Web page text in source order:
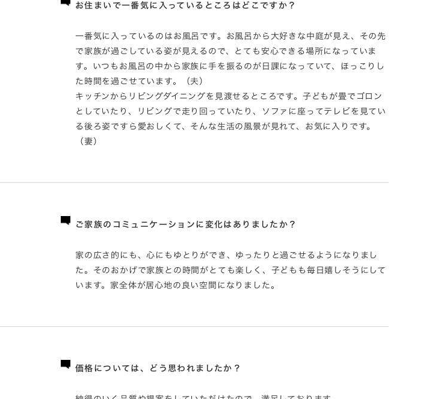
お住まいで一番気に入っているところはどこですか？
一番気に入っているのはお風呂です。お風呂から大好きな中庭が見え、その先
で家族が過ごしている姿が見えるので、とても安心できる場所になっていま
す。いつもお風呂の中から家族に手を振るのが日課になっていて、ほっこりし
た時間を過ごせています。（夫）
キッチンからリビングダイニングを見渡せるところです。子どもが畳でゴロン
としていたり、リビングで走り回っていたり、ソファに座ってテレビを見てい
る後ろ姿ですら愛おしくて、そんな生活の風景が見れて、お気に入りです。
（妻）
ご家族のコミュニケーションに変化はありましたか？
家の広さ的にも、心にもゆとりができ、ゆったりと過ごせるようになりまし
た。そのおかげで家族との時間がとても楽しく、子どもも毎日嬉しそうにして
います。家全体が居心地の良い空間になりました。
価格については、どう思われましたか？